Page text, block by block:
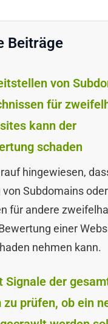
Beiträge
von
für
kann der
schaden
hingewiesen,
Subdomains oder
für andere
einer
nehmen kann.
Signale der
zu prüfen, ob ein